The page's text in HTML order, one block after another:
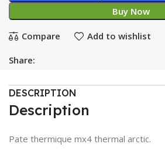
Buy Now
Compare Add to wishlist
Share:
DESCRIPTION
Description
Pate thermique mx4 thermal arctic.